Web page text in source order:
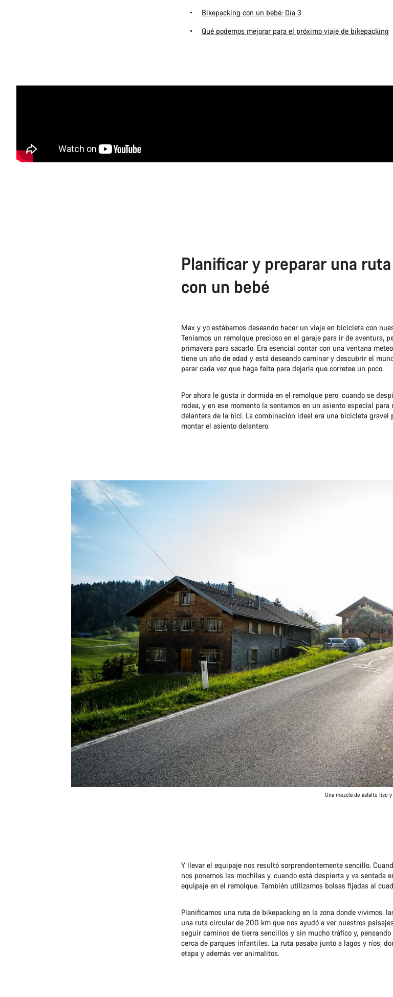
Bikepacking con un bebé: Día 3
Qué podemos mejorar para el próximo viaje de bikepacking
Planificar y preparar una
con un bebé
Max y yo estábamos deseando hacer un viaje en bicicleta con
Teníamos un remolque precioso en el garaje para ir de aventura,
primavera para sacarlo. Era esencial contar con una ventana
tiene un año de edad y está deseando caminar y descubrir el
parar cada vez que haga falta para dejarla que corretee un poco.
Por ahora le gusta ir dormida en el remolque pero, cuando se
rodea, y en ese momento la sentamos en un asiento especial
delantera de la bici. La combinación ideal era una bicicleta gravel
montar el asiento delantero.
Una mezcla de asfalto liso
Y llevar el equipaje nos resultó sorprendentemente sencillo.
nos ponemos las mochilas y, cuando está despierta y va sentada
equipaje en el remolque. También utilizamos bolsas fijadas al
Planificamos una ruta de bikepacking en la zona donde vivimos,
una ruta circular de 200 km que nos ayudó a ver nuestros
seguir caminos de tierra sencillos y sin mucho tráfico y,
cerca de parques infantiles. La ruta pasaba junto a lagos y ríos,
etapa y además ver animalitos.